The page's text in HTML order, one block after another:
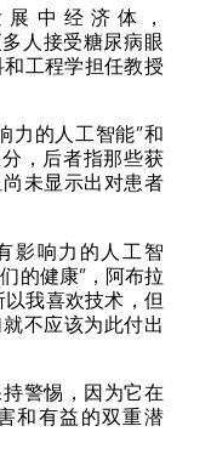
中经济体，
人接受糖尿病眼
工程学担任教授
力的人工智能”和
，后者指那些获
未显示出对患者
影响力的人工智
的健康”，阿布拉
我喜欢技术，但
不应该为此付出
警惕，因为它在
和有益的双重潜